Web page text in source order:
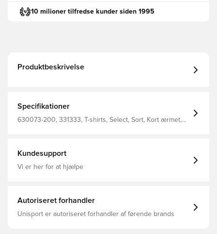
10 milioner tilfredse kunder siden 1995
Produktbeskrivelse
Specifikationer
630073-200, 331333, T-shirts, Select, Sort, Kort ærmet,
Kundesupport
Vi er her for at hjælpe
Autoriseret forhandler
Unisport er autoriseret forhandler af førende brands